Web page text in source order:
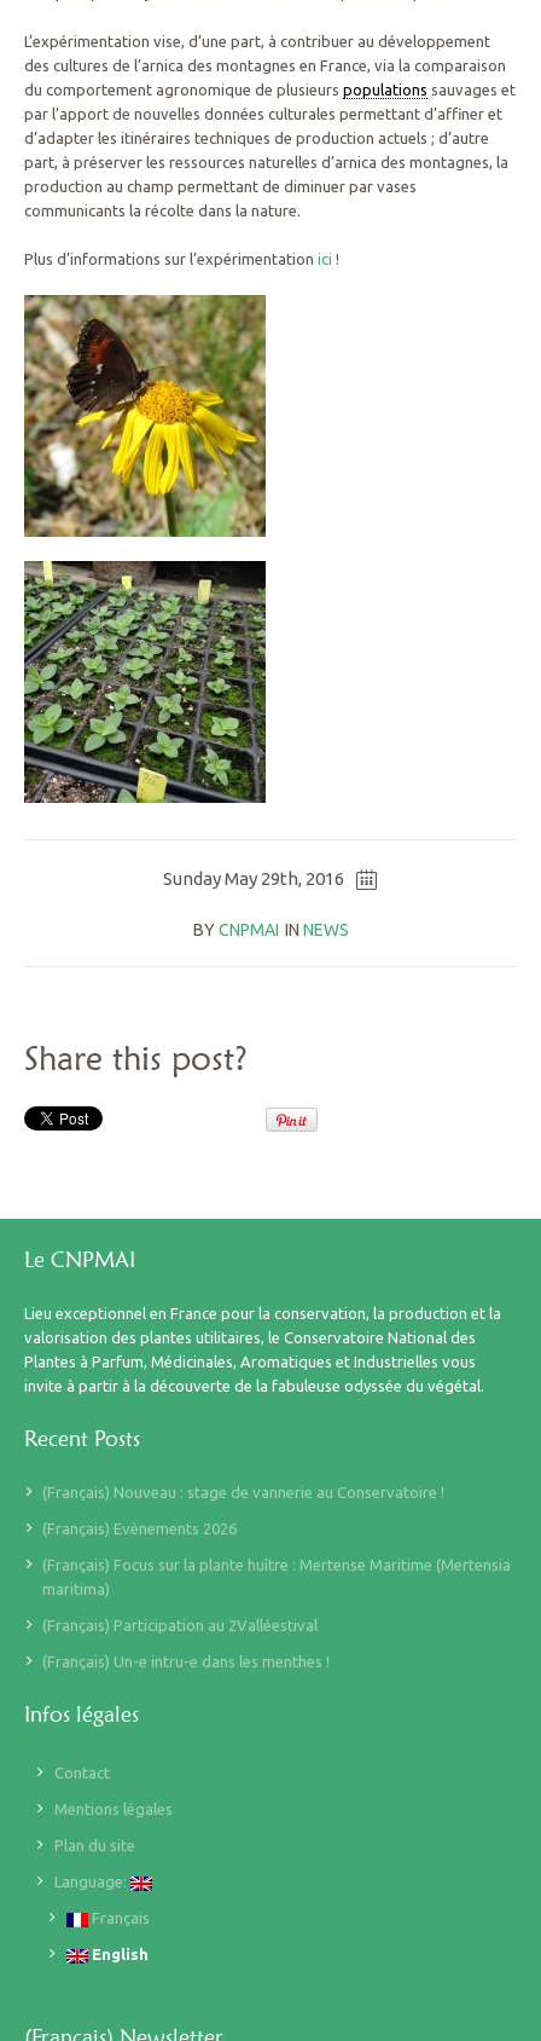
L’expérimentation vise, d’une part, à contribuer au développement
des cultures de l’arnica des montagnes en France, via la comparaison
du comportement agronomique de plusieurs populations sauvages et
par l’apport de nouvelles données culturales permettant d’affiner et
d’adapter les itinéraires techniques de production actuels ; d’autre
part, à préserver les ressources naturelles d’arnica des montagnes, la
production au champ permettant de diminuer par vases
communicants la récolte dans la nature.
Plus d’informations sur l’expérimentation ici !
Sunday May 29th, 2016
BYCNPMAI IN NEWS
Share this post?
Le CNPMAI
Lieu exceptionnel en France pour la conservation, la production et la
valorisation des plantes utilitaires, le Conservatoire National des
Plantes à Parfum, Médicinales, Aromatiques et Industrielles vous
invite à partir à la découverte de la fabuleuse odyssée du végétal.
Recent Posts
(Français) Nouveau : stage de vannerie au Conservatoire !
(Français) Evènements 2026
(Français) Focus sur la plante huître : Mertense Maritime (Mertensia
maritima)
(Français) Participation au 2Valléestival
(Français) Un-e intru-e dans les menthes !
Infos légales
Contact
Mentions légales
Plan du site
Language:
Français
English